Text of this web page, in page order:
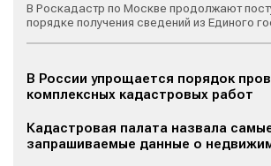
В Роскадастр по Москве продолжают
порядке получения сведений из Единого
В России упрощается порядок
комплексных кадастровых работ
Кадастровая палата назвала
запрашиваемые данные о